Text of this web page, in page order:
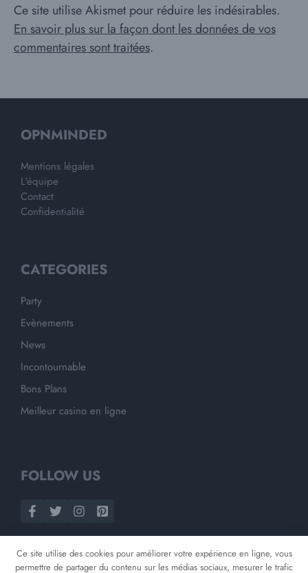
Ce site utilise Akismet pour réduire les indésirables.
En savoir plus sur la façon dont les données de vos
commentaires sont traitées.
OPNMINDED
Mentions légales
L'équipe
Contact
Confidentialité
CATEGORIES
Party
Evènements
News
Incontournable
Bons Plans
Meilleur casino en ligne
FOLLOW US
Ce site utilise des cookies pour améliorer votre expérience en ligne, vous
permettre de partager du contenu sur les médias sociaux, mesurer le trafic